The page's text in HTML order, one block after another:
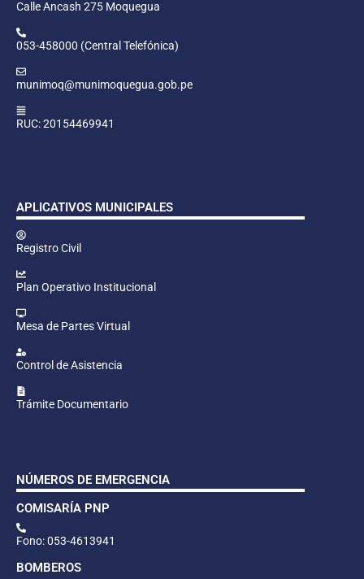
Calle Ancash 275 Moquegua
053-458000 (Central Telefónica)
munimoq@munimoquegua.gob.pe
RUC: 20154469941
APLICATIVOS MUNICIPALES
Registro Civil
Plan Operativo Institucional
Mesa de Partes Virtual
Control de Asistencia
Trámite Documentario
NÚMEROS DE EMERGENCIA
COMISARÍA PNP
Fono: 053-4613941
BOMBEROS